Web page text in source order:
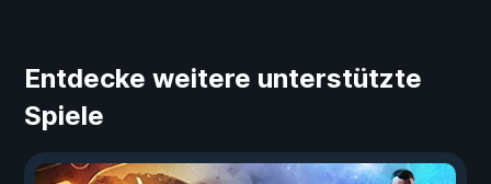
Entdecke weitere unterstützte
Spiele